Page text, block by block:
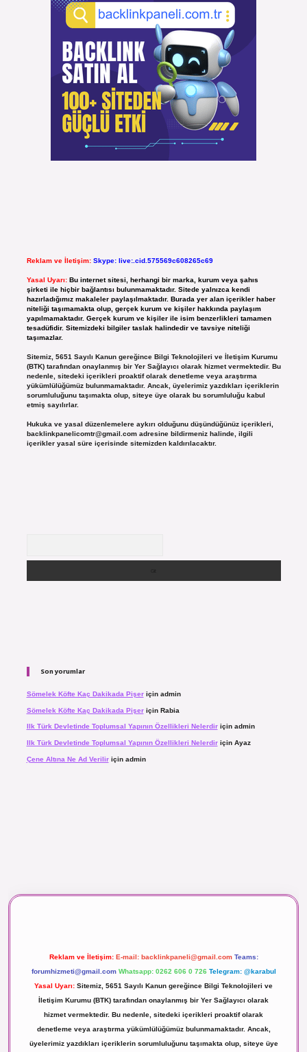
Reklam ve İletişim: Skype: live:.cid.575569c608265c69
Yasal Uyarı: Bu internet sitesi, herhangi bir marka, kurum veya şahıs
şirketi ile hiçbir bağlantısı bulunmamaktadır. Sitede yalnızca kendi
hazırladığımız makaleler paylaşılmaktadır. Burada yer alan içerikler haber
niteliği taşımamakta olup, gerçek kurum ve kişiler hakkında paylaşım
yapılmamaktadır. Gerçek kurum ve kişiler ile isim benzerlikleri tamamen
tesadüfidir. Sitemizdeki bilgiler taslak halindedir ve tavsiye niteliği
taşımazlar.
Sitemiz, 5651 Sayılı Kanun gereğince Bilgi Teknolojileri ve İletişim Kurumu
(BTK) tarafından onaylanmış bir Yer Sağlayıcı olarak hizmet vermektedir. Bu
nedenle, sitedeki içerikleri proaktif olarak denetleme veya araştırma
yükümlülüğümüz bulunmamaktadır. Ancak, üyelerimiz yazdıkları içeriklerin
sorumluluğunu taşımakta olup, siteye üye olarak bu sorumluluğu kabul
etmiş sayılırlar.
Hukuka ve yasal düzenlemelere aykırı olduğunu düşündüğünüz içerikleri,
backlinkpanelicomtr@gmail.comadresine bildirmeniz halinde, ilgili
içerikler yasal süre içerisinde sitemizden kaldırılacaktır.
Son yorumlar
Sömelek Köfte Kaç Dakikada Pişeriçin admin
Sömelek Köfte Kaç Dakikada Pişeriçin Rabia
Ilk Türk Devletinde Toplumsal Yapının Özellikleri Nelerdiriçin admin
Ilk Türk Devletinde Toplumsal Yapının Özellikleri Nelerdiriçin Ayaz
Çene Altına Ne Ad Veriliriçin admin
Reklam ve İletişim: E-mail: backlinkpaneli@gmail.com Teams:
forumhizmeti@gmail.com Whatsapp: 0262 606 0 726 Telegram: @karabul
Yasal Uyarı: Sitemiz, 5651 Sayılı Kanun gereğince Bilgi Teknolojileri ve
İletişim Kurumu (BTK) tarafından onaylanmış bir Yer Sağlayıcı olarak
hizmet vermektedir. Bu nedenle, sitedeki içerikleri proaktif olarak
denetleme veya araştırma yükümlülüğümüz bulunmamaktadır. Ancak,
üyelerimiz yazdıkları içeriklerin sorumluluğunu taşımakta olup, siteye üye